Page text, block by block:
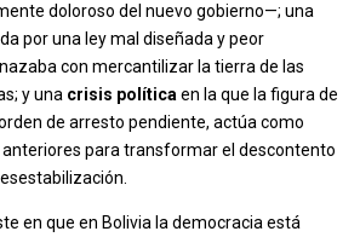
doloroso del nuevo gobierno—; una
por una ley mal diseñada y peor
con mercantilizar la tierra de las
y una crisis política en la que la figura de
de arresto pendiente, actúa como
para transformar el descontento
en que en Bolivia la democracia está